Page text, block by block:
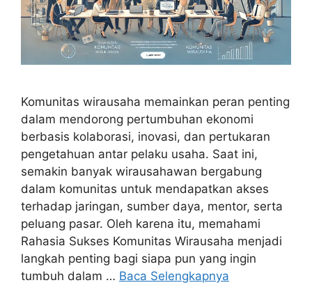
Komunitas wirausaha memainkan peran penting
dalam mendorong pertumbuhan ekonomi
berbasis kolaborasi, inovasi, dan pertukaran
pengetahuan antar pelaku usaha. Saat ini,
semakin banyak wirausahawan bergabung
dalam komunitas untuk mendapatkan akses
terhadap jaringan, sumber daya, mentor, serta
peluang pasar. Oleh karena itu, memahami
Rahasia Sukses Komunitas Wirausaha menjadi
langkah penting bagi siapa pun yang ingin
tumbuh dalam … Baca Selengkapnya